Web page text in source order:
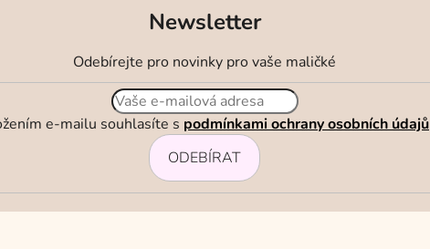
Newsletter
Odebírejte pro novinky pro vaše maličké
e-mailu souhlasíte s podmínkami ochrany osobních údajů
ODEBÍRAT